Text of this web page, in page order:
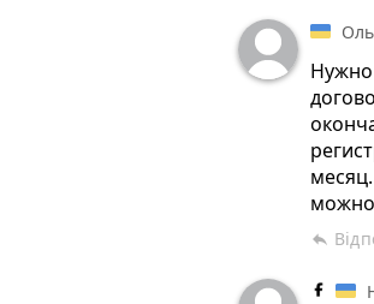
Нужно
можно
reply